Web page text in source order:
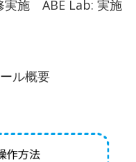
実施 ABE Lab: 実施
ル概要